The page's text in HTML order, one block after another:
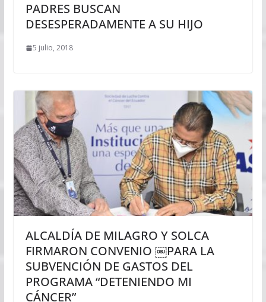
PADRES BUSCAN
DESESPERADAMENTE A SU HIJO
5 julio, 2018
ALCALDÍA DE MILAGRO Y SOLCA
FIRMARON CONVENIO ￼PARA LA
SUBVENCIÓN DE GASTOS DEL
PROGRAMA “DETENIENDO MI
CÁNCER”